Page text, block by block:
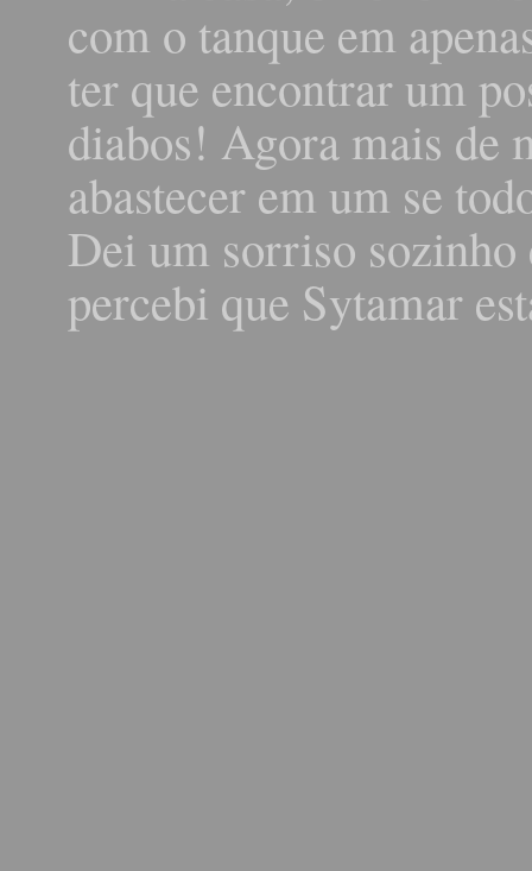
com o tanque em
ter que encontrar um
diabos! Agora mais de
abastecer em um se
Dei um sorriso sozinho
percebi que Sytamar